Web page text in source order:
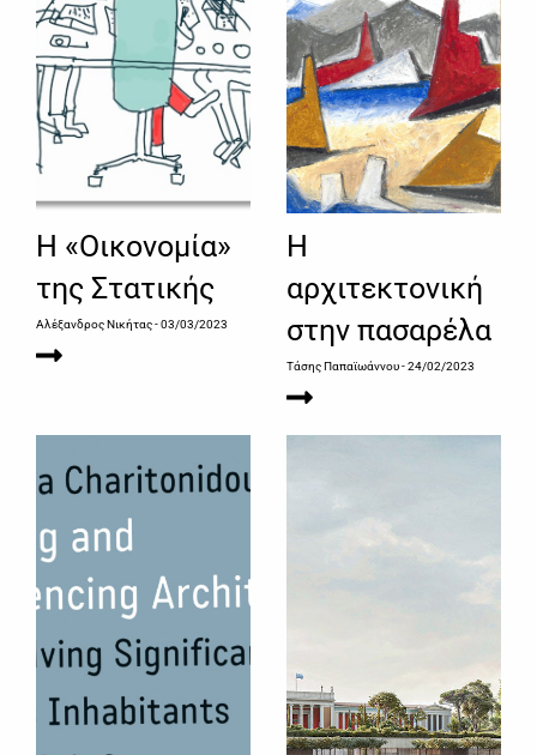
Η «Οικονομία»
της Στατικής
Αλέξανδρος Νικήτας- 03/03/2023
Η
αρχιτεκτονική
στην πασαρέλα
Τάσης Παπαϊωάννου- 24/02/2023